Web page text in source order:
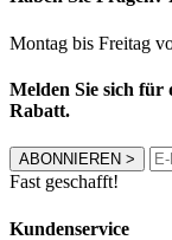
Montag bis Freitag
Melden Sie sich für
Rabatt.
ABONNIEREN >
Fast geschafft!
Kundenservice